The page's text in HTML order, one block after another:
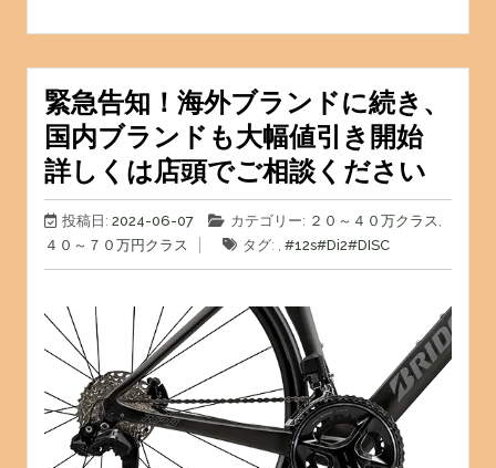
緊急告知！海外ブランドに続き、
国内ブランドも大幅値引き開始
詳しくは店頭でご相談ください
投稿日: 2024-06-07 カテゴリー: ２０～４０万クラス,
４０～７０万円クラス
タグ: , #12s#Di2#DISC